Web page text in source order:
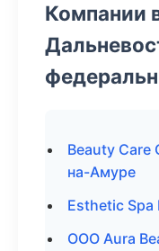
Компании
Beauty
на-Амуре
Esthetic
ООО Aura